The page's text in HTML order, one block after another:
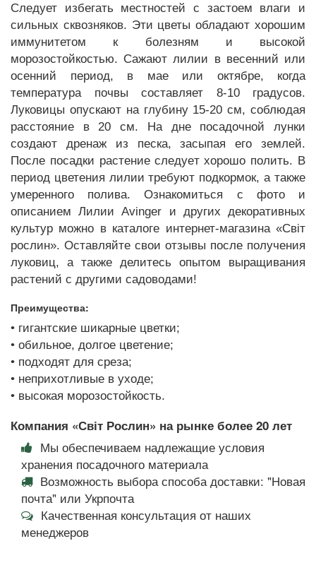
Следует избегать местностей с застоем влаги и
сильных сквозняков. Эти цветы обладают хорошим
иммунитетом к болезням и высокой
морозостойкостью. Сажают лилии в весенний или
осенний период, в мае или октябре, когда
температура почвы составляет 8-10 градусов.
Луковицы опускают на глубину 15-20 см, соблюдая
расстояние в 20 см. На дне посадочной лунки
создают дренаж из песка, засыпая его землей.
После посадки растение следует хорошо полить. В
период цветения лилии требуют подкормок, а также
умеренного полива. Ознакомиться с фото и
описанием Лилии Avinger и других декоративных
культур можно в каталоге интернет-магазина «Світ
рослин». Оставляйте свои отзывы после получения
луковиц, а также делитесь опытом выращивания
растений с другими садоводами!
Преимущества:
• гигантские шикарные цветки;
• обильное, долгое цветение;
• подходят для среза;
• неприхотливые в уходе;
• высокая морозостойкость.
Компания «Світ Рослин» на рынке более 20 лет
Мы обеспечиваем надлежащие условия
хранения посадочного материала
Возможность выбора способа доставки: "Новая
почта" или Укрпочта
Качественная консультация от наших
менеджеров